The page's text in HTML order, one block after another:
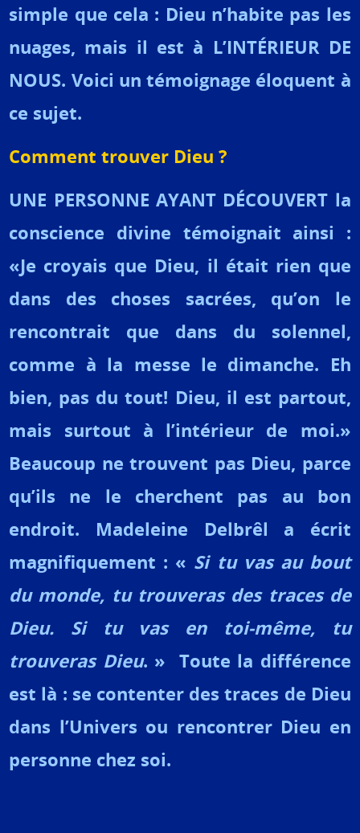
simple que cela : Dieu n’habite pas les
nuages, mais il est à L’INTÉRIEUR DE
NOUS. Voici un témoignage éloquent à
ce sujet.
Comment trouver Dieu ?
UNE PERSONNE AYANT DÉCOUVERT la
conscience divine témoignait ainsi :
«Je croyais que Dieu, il était rien que
dans des choses sacrées, qu’on le
rencontrait que dans du solennel,
comme à la messe le dimanche. Eh
bien, pas du tout! Dieu, il est partout,
mais surtout à l’intérieur de moi.»
Beaucoup ne trouvent pas Dieu, parce
qu’ils ne le cherchent pas au bon
endroit. Madeleine Delbrêl a écrit
magnifiquement : « Si tu vas au bout
du monde, tu trouveras des traces de
Dieu. Si tu vas en toi-même, tu
trouveras Dieu. » Toute la différence
est là : se contenter des traces de Dieu
dans l’Univers ou rencontrer Dieu en
personne chez soi.